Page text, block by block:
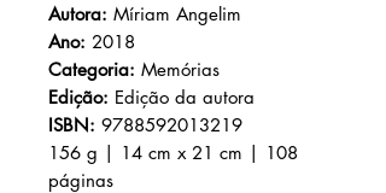
Autora: Míriam Angelim
Ano: 2018
Categoria: Memórias
Edição: Edição da autora
ISBN: 9788592013219
156 g | 14 cm x 21 cm | 108
páginas